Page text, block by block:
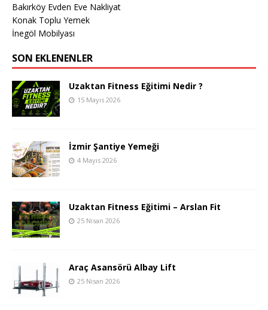
Bakırköy Evden Eve Nakliyat
Konak Toplu Yemek
İnegöl Mobilyası
SON EKLENENLER
Uzaktan Fitness Eğitimi Nedir ?
15 Mayıs 2026
İzmir Şantiye Yemeği
4 Mayıs 2026
Uzaktan Fitness Eğitimi – Arslan Fit
25 Nisan 2026
Araç Asansörü Albay Lift
25 Nisan 2026